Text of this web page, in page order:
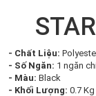
- Chất Liệu:
- Số Ngăn: 1 ngăn
- Màu: Black
- Khối Lượng: 0.7 Kg